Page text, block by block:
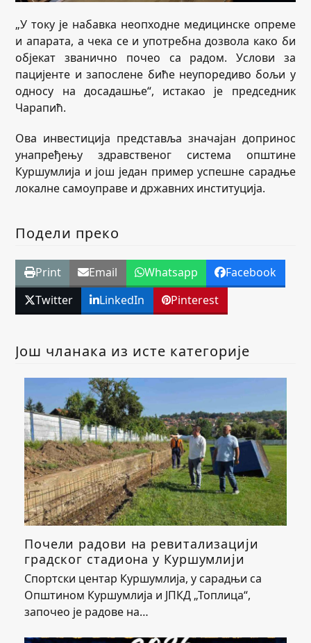
„У току је набавка неопходне медицинске опреме
и апарата, а чека се и употребна дозвола како би
објекат званично почео са радом. Услови за
пацијенте и запослене биће неупоредиво бољи у
односу на досадашње“, истакао је председник
Чарапић.
Ова инвестиција представља значајан допринос
унапређењу здравственог система општине
Куршумлија и још један пример успешне сарадње
локалне самоуправе и државних институција.
Подели преко
Print Email Whatsapp
Facebook
Twitter
LinkedIn Pinterest
Још чланака из исте категорије
Почели радови на ревитализацији
градског стадиона у Куршумлији
Спортски центар Куршумлија, у сарадњи са
Општином Куршумлија и ЈПКД „Топлица“,
започео је радове на…